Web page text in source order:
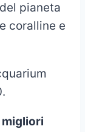
pianeta
coralline e
migliori